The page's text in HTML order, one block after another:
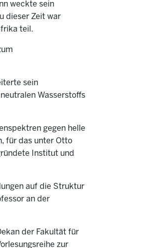
weckte sein
dieser Zeit war
teil.
sein
Wasserstoffs
gegen helle
für das unter Otto
Institut und
auf die Struktur
an der
der Fakultät für
zur